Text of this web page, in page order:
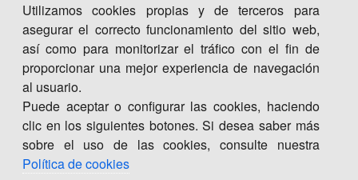
CISET. Centro de Innovación © 2026
. Todos los derechos
reservados |Inicio|
Utilizamos cookies propias y de terceros para
asegurar el correcto funcionamiento del sitio web,
así como para monitorizar el tráfico con el fin de
proporcionar una mejor experiencia de navegación
al usuario.
Puede aceptar o configurar las cookies, haciendo
clic en los siguientes botones. Si desea saber más
sobre el uso de las cookies, consulte nuestra
Política de cookies